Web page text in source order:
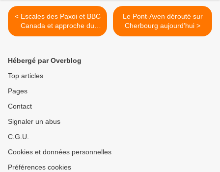
< Escales des Paxoi et BBC
Canada et approche du
Nord Organiser
Le Pont-Aven dérouté sur
Cherbourg aujourd'hui >
Hébergé par Overblog
Top articles
Pages
Contact
Signaler un abus
C.G.U.
Cookies et données personnelles
Préférences cookies